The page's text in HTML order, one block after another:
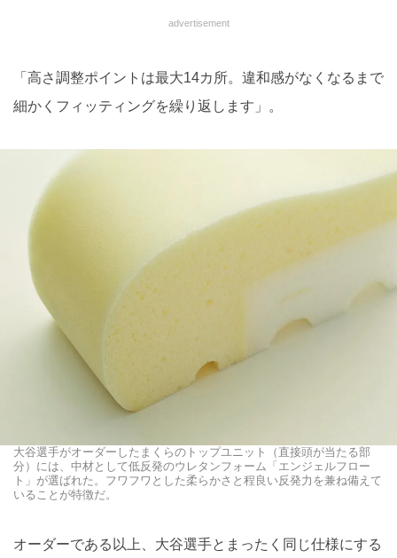
advertisement
「高さ調整ポイントは最大14カ所。違和感がなくなるまで
細かくフィッティングを繰り返します」。
大谷選手がオーダーしたまくらのトップユニット（直接頭が当たる部
分）には、中材として低反発のウレタンフォーム「エンジェルフロー
ト」が選ばれた。フワフワとした柔らかさと程良い反発力を兼ね備えて
いることが特徴だ。
オーダーである以上、大谷選手とまったく同じ仕様にする